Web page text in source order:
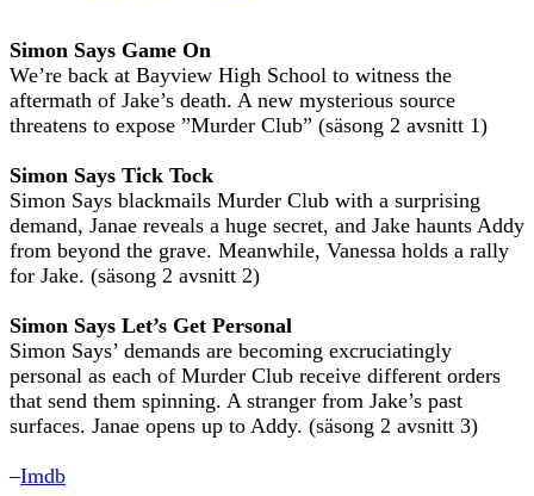
Simon Says Game On
We’re back at Bayview High School to witness the
aftermath of Jake’s death. A new mysterious source
threatens to expose ”Murder Club” (säsong 2 avsnitt 1)
Simon Says Tick Tock
Simon Says blackmails Murder Club with a surprising
demand, Janae reveals a huge secret, and Jake haunts Addy
from beyond the grave. Meanwhile, Vanessa holds a rally
for Jake. (säsong 2 avsnitt 2)
Simon Says Let’s Get Personal
Simon Says’ demands are becoming excruciatingly
personal as each of Murder Club receive different orders
that send them spinning. A stranger from Jake’s past
surfaces. Janae opens up to Addy. (säsong 2 avsnitt 3)
–Imdb